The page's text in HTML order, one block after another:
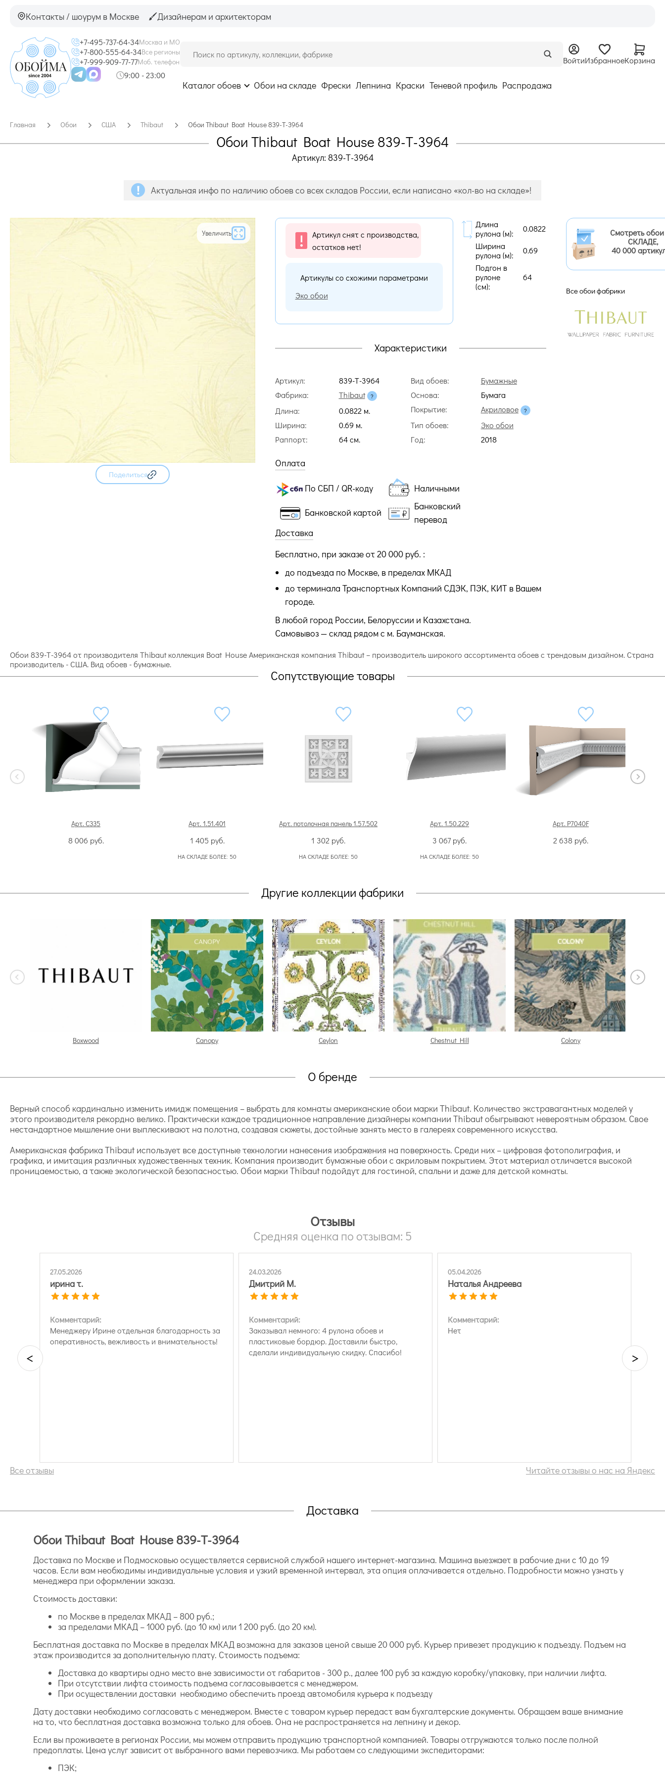
Контакты / шоурум в Москве Дизайнерам и архитекторам
+7-495-737-64-34Москва и МО
+7-800-555-64-34Все регионы
+7-999-909-77-77Моб. телефон
9:00 - 23:00
ВойтиИзбранноеКорзина
Каталог обоев Обои на складе Фрески Лепнина Краски Теневой профиль Распродажа
Главная Обои США Thibaut Обои Thibaut Boat House 839-T-3964
Обои Thibaut Boat House 839-T-3964
Артикул: 839-T-3964
Актуальная инфо по наличию обоев со всех складов России, если написано «кол-во на складе»!
Увеличить
Поделиться
Артикул снят с производства,
остатков нет!
Артикулы со схожими параметрами
Эко обои
Длина
рулона (м):
0.0822
Ширина
рулона (м):
0.69
Подгон в
рулоне
(cм):
64
Характеристики
Артикул:
839-T-3964
Фабрика:
Thibaut
Длина:
0.0822 м.
Ширина:
0.69 м.
Раппорт:
64 cм.
Вид обоев:
Бумажные
Основа:
Бумага
Покрытие:
Акриловое
Тип обоев:
Эко обои
Год:
2018
Оплата
По СБП / QR-коду Наличными
Банковской картой
Банковский
перевод
Доставка
Бесплатно, при заказе от 20 000 руб. :
до подъезда по Москве, в пределах МКАД
до терминала Транспортных Компаний СДЭК, ПЭК, КИТ в Вашем
городе.
В любой город России, Белоруссии и Казахстана.
Самовывоз — склад рядом с м. Бауманская.
Смотреть
СКЛАДЕ,
40 000
Все обои фабрики
Обои 839-T-3964 от производителя Thibaut коллекция Boat House Американская компания Thibaut – производитель широкого ассортимента обоев с трендовым дизайном. Страна
производитель - США. Вид обоев - бумажные.
Сопутствующие товары
Арт. C335
8 006 руб.
Арт. 1.51.401
1 405 руб.
НА СКЛАДЕ БОЛЕЕ: 50
Арт. потолочная панель 1.57.502
1 302 руб.
НА СКЛАДЕ БОЛЕЕ: 50
Арт. 1.50.229
3 067руб.
НА СКЛАДЕ БОЛЕЕ: 50
Арт. P7040F
2 638 руб.
Другие коллекции фабрики
Boxwood Canopy Ceylon Chestnut Hill Colony
О бренде
Верный способ кардинально изменить имидж помещения – выбрать для комнаты американские обои марки Thibaut. Количество экстравагантных моделей у
этого производителя рекордно велико. Практически каждое традиционное направление дизайнеры компании Thibaut обыгрывают невероятным образом. Свое
нестандартное мышление они выплескивают на полотна, создавая сюжеты, достойные занять место в галереях современного искусства.
Американская фабрика Thibaut использует все доступные технологии нанесения изображения на поверхность. Среди них – цифровая фотополиграфия, и
графика, и имитация различных художественных техник. Компания производит бумажные обои с акриловым покрытием. Этот материал отличается высокой
проницаемостью, а также экологической безопасностью. Обои марки Thibaut подойдут для гостиной, спальни и даже для детской комнаты.
Отзывы
Средняя оценка по отзывам: 5
27.05.2026
ирина т.
Комментарий:
Менеджеру Ирине отдельная благодарность за
оперативность, вежливость и внимательность!
24.03.2026
Дмитрий М.
Комментарий:
Заказывал немного: 4 рулона обоев и
пластиковые бордюр. Доставили быстро,
сделали индивидуальную скидку. Спасибо!
05.04.2026
Наталья Андреева
Комментарий:
Нет
< >
Все отзывы Читайте отзывы о нас на Яндекс
Доставка
Обои Thibaut Boat House 839-T-3964
Доставка по Москве и Подмосковью осуществляется сервисной службой нашего интернет-магазина. Машина выезжает в рабочие дни с 10 до 19
часов. Если вам необходимы индивидуальные условия и узкий временной интервал, эта опция оплачивается отдельно. Подробности можно узнать у
менеджера при оформлении заказа.
Стоимость доставки:
по Москве в пределах МКАД – 800 руб.;
за пределами МКАД – 1000 руб. (до 10 км) или 1 200 руб. (до 20 км).
Бесплатная доставка по Москве в пределах МКАД возможна для заказов ценой свыше 20 000 руб. Курьер привезет продукцию к подъезду. Подъем на
этаж производится за дополнительную плату. Стоимость подъема:
Доставка до квартиры одно место вне зависимости от габаритов - 300 р., далее 100 руб за каждую коробку/упаковку, при наличии лифта.
При отсутствии лифта стоимость подъема согласовывается с менеджером.
При осуществлении доставки необходимо обеспечить проезд автомобиля курьера к подъезду
Дату доставки необходимо согласовать с менеджером. Вместе с товаром курьер передаст вам бухгалтерские документы. Обращаем ваше внимание
на то, что бесплатная доставка возможна только для обоев. Она не распространяется на лепнину и декор.
Если вы проживаете в регионах России, мы можем отправить продукцию транспортной компанией. Товары отгружаются только после полной
предоплаты. Цена услуг зависит от выбранного вами перевозчика. Мы работаем со следующими экспедиторами:
ПЭК;